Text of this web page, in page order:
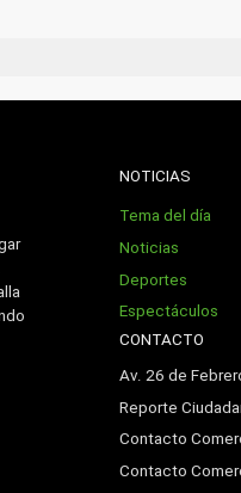
NOTICIAS
Tema del día
Noticias
Deportes
Espectáculos
CONTACTO
Av. 26 de
Reporte
Contacto
Contacto